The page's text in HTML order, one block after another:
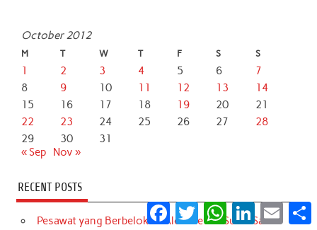
October 2012
M T W T F S S
1 2 3 4 5 6
7
8
9 10 11 12 13
14
15
16 17 18 19 20
21
22
23 24 25 26 27
28
29
30
31
« Sep
Nov »
RECENT POSTS
Pesawat yang Berbelok ke Alor: Ketika Suara Satu
Facebook
Twitter WhatsApp
LinkedInEmail